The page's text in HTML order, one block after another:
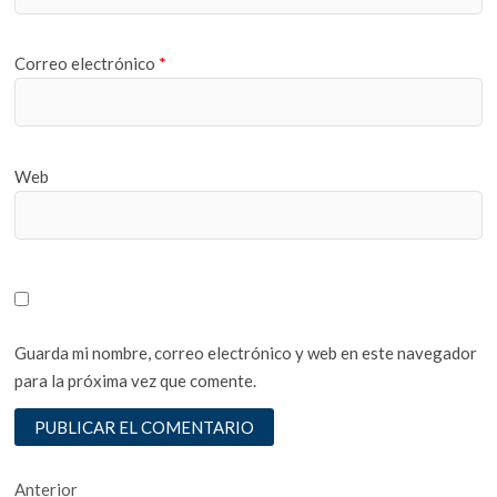
Correo electrónico *
Web
Guarda mi nombre, correo electrónico y web en este navegador
para la próxima vez que comente.
AnteriorEntrada